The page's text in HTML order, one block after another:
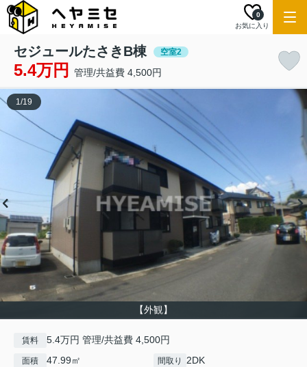
お気に入り
0
セジュールたさきB棟 空室2
5.4万円 管理/共益費 4,500円
【外観】
1/19
賃料 5.4万円 管理/共益費 4,500円
面積 47.99㎡ 間取り 2DK